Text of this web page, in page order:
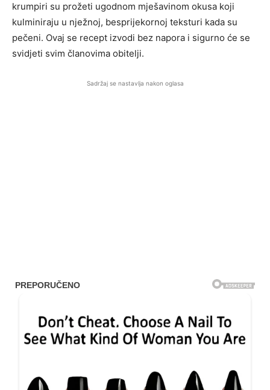
krumpiri su prožeti ugodnom mješavinom okusa koji
kulminiraju u nježnoj, besprijekornoj teksturi kada su
pečeni. Ovaj se recept izvodi bez napora i sigurno će se
svidjeti svim članovima obitelji.
Sadržaj se nastavlja nakon oglasa